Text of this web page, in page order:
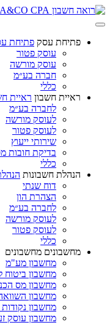
פתיחת עסק פתיחת
עוסק פטור
עוסק מורשה
חברה בע״מ
כללי
ראיית חשבון ראיית
לחברה בע״מ
לעוסק מורשה
לעוסק פטור
שירותי ייעוץ
בדיקת חובות
כללי
הנהלת חשבונות
דוח שנתי
הצהרת הון
לחברה בע״מ
לעוסק מורשה
לעוסק פטור
כללי
מחשבונים מחשבונים
מחשבון מע"מ
מחשבון ביטוח
מחשבון מס
מחשבון
מחשבון נקודות
מחשבון עוסק